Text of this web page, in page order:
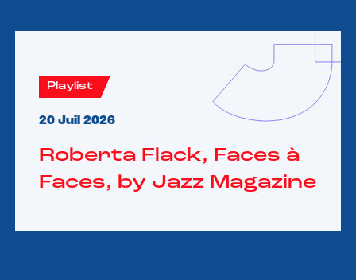
Playlist
20 Juil 2026
Roberta Flack, Faces à
Faces, by Jazz Magazine